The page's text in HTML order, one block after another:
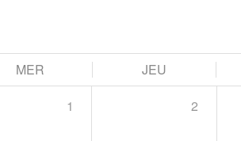
MER JEU
1 2